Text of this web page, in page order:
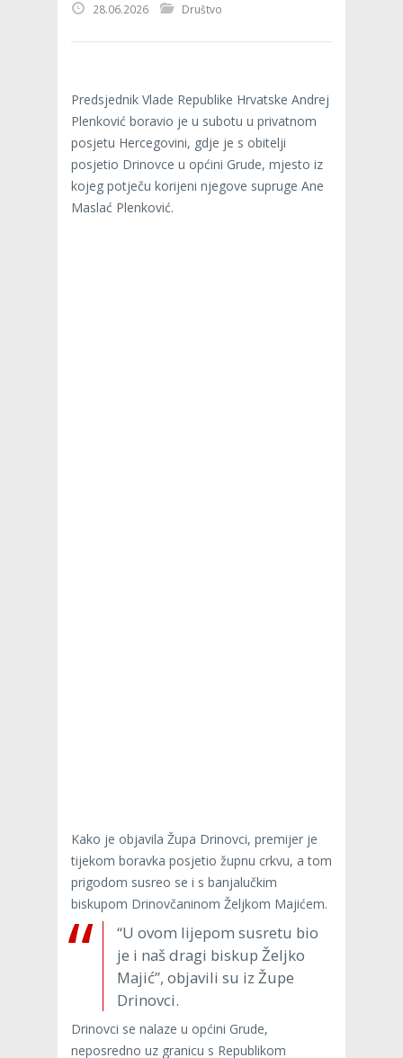
28.06.2026 Društvo
Predsjednik Vlade Republike Hrvatske Andrej
Plenković boravio je u subotu u privatnom
posjetu Hercegovini, gdje je s obitelji
posjetio Drinovce u općini Grude, mjesto iz
kojeg potječu korijeni njegove supruge Ane
Maslać Plenković.
Kako je objavila Župa Drinovci, premijer je
tijekom boravka posjetio župnu crkvu, a tom
prigodom susreo se i s banjalučkim
biskupom Drinovčaninom Željkom Majićem.
“U ovom lijepom susretu bio
je i naš dragi biskup Željko
Majić”, objavili su iz Župe
Drinovci.
Drinovci se nalaze u općini Grude,
neposredno uz granicu s Republikom